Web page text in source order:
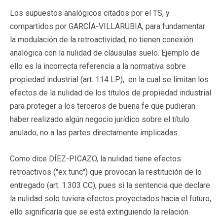
Los supuestos analógicos citados por el TS, y
compartidos por GARCÍA-VILLARUBIA, para fundamentar
la modulación de la retroactividad, no tienen conexión
analógica con la nulidad de cláusulas suelo. Ejemplo de
ello es la incorrecta referencia a la normativa sobre
propiedad industrial (art. 114 LP), en la cual se limitan los
efectos de la nulidad de los títulos de propiedad industrial
para proteger a los terceros de buena fe que pudieran
haber realizado algún negocio jurídico sobre el título
anulado, no a las partes directamente implicadas.
Como dice DÍEZ-PICAZO, la nulidad tiene efectos
retroactivos ("ex tunc") que provocan la restitución de lo
entregado (art. 1.303 CC), pues si la sentencia que declare
la nulidad solo tuviera efectos proyectados hacia el futuro,
ello significaría que se está extinguiendo la relación